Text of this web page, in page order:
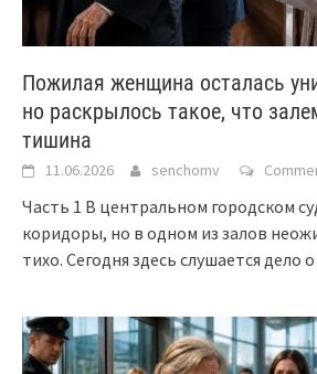
Пожилая женщина осталась
но раскрылось такое, что
тишина
11.06.2026 senchomv
Часть 1 В центральном городском
коридоры, но в одном из залов
тихо. Сегодня здесь слушается дело